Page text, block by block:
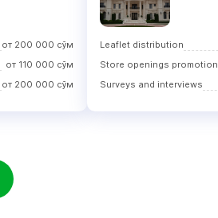
от 200 000 сўм
от 110 000 сўм
от 200 000 сўм
Leaflet distribution
Store openings promotion
Surveys and interviews